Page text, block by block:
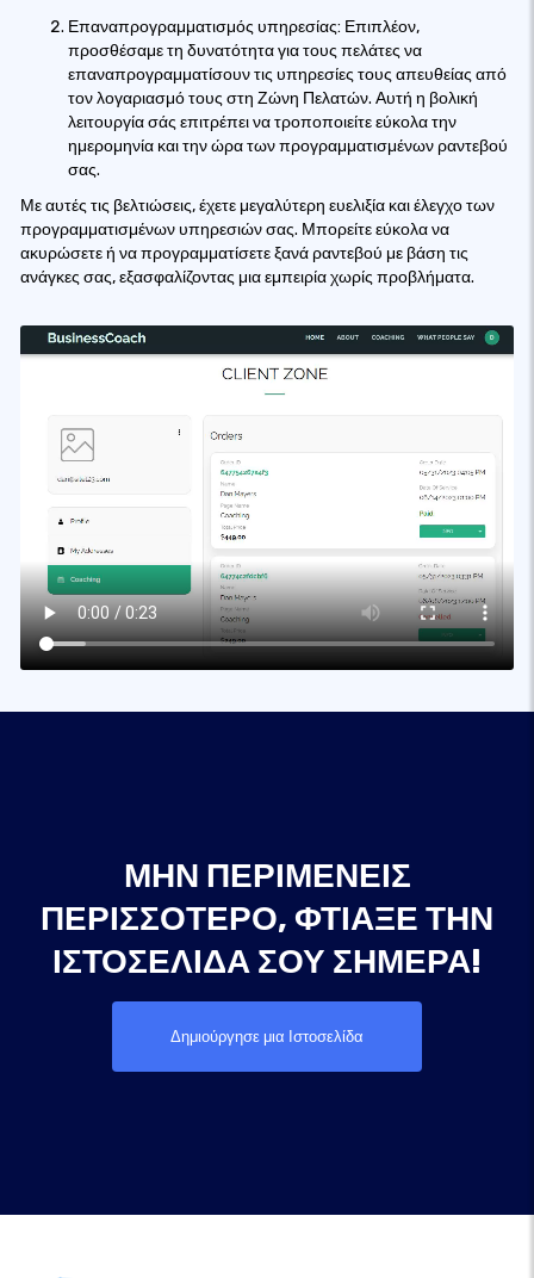
Επαναπρογραμματισμός υπηρεσίας: Επιπλέον,
προσθέσαμε τη δυνατότητα για τους πελάτες να
επαναπρογραμματίσουν τις υπηρεσίες τους απευθείας από
τον λογαριασμό τους στη Ζώνη Πελατών. Αυτή η βολική
λειτουργία σάς επιτρέπει να τροποποιείτε εύκολα την
ημερομηνία και την ώρα των προγραμματισμένων ραντεβού
σας.
Με αυτές τις βελτιώσεις, έχετε μεγαλύτερη ευελιξία και έλεγχο των
προγραμματισμένων υπηρεσιών σας. Μπορείτε εύκολα να
ακυρώσετε ή να προγραμματίσετε ξανά ραντεβού με βάση τις
ανάγκες σας, εξασφαλίζοντας μια εμπειρία χωρίς προβλήματα.
ΜΗΝ ΠΕΡΙΜΈΝΕΙΣ
ΠΕΡΙΣΣΌΤΕΡΟ, ΦΤΙΆΞΕ ΤΗΝ
ΙΣΤΟΣΕΛΊΔΑ ΣΟΥ ΣΉΜΕΡΑ!
Δημιούργησε μια Ιστοσελίδα